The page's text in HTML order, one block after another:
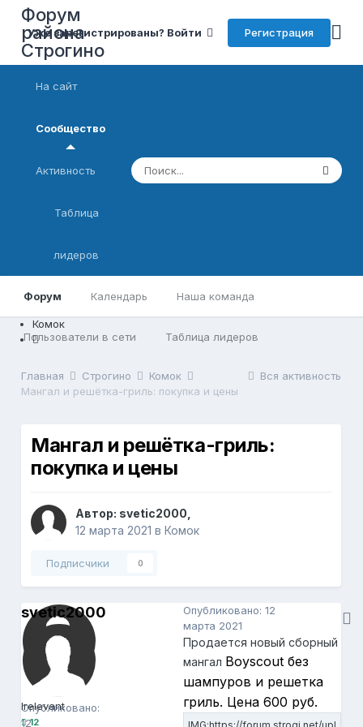
Форум
района
Строгино
Уже зарегистрированы? Войти Регистрация
На сайт
Сообщество
Форум Календарь Наша команда
Пользователи в сети Таблица лидеров
Активность
Таблица
лидеров
Комок
Вся активность
Главная Строгино
Комок
Мангал и решётка-гриль: покупка и цены
Мангал и решётка-гриль:
покупка и цены
Автор: svetic2000
12 марта 2021 вКомок
Подписчики 0
svetic2000
Опубликовано:
12
svetic2000
Irelevant
12
Опубликовано:12
марта 2021
Продается новый сборный
мангал Boyscout без
шампуров и решетка
гриль. Цена 600 руб.